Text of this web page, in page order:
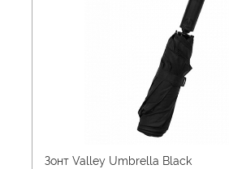
Зонт Valley Umbrella Black